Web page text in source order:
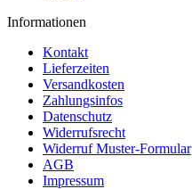
Informationen
Kontakt
Lieferzeiten
Versandkosten
Zahlungsinfos
Datenschutz
Widerrufsrecht
Widerruf Muster-Formular
AGB
Impressum